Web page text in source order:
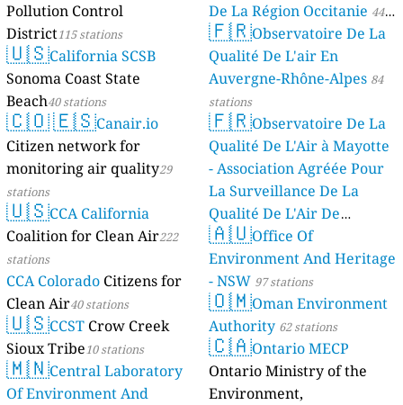
Pollution Control
District115 stations
🇺🇸California SCSB
Sonoma Coast State
Beach40 stations
🇨🇴🇪🇸Canair.io
Citizen network for
monitoring air quality29
stations
🇺🇸CCA California
Coalition for Clean Air222
stations
CCA Colorado Citizens for
Clean Air40 stations
🇺🇸CCST Crow Creek
Sioux Tribe10 stations
🇲🇳Central Laboratory
Of Environment And
De La Région Occitanie 44
stations
🇫🇷Observatoire De La
Qualité De L'air En
Auvergne-Rhône-Alpes 84
stations
🇫🇷Observatoire De La
Qualité De L'Air à Mayotte
- Association Agréée Pour
La Surveillance De La
Qualité De L'Air De
Mayotte 4 stations
🇦🇺Office Of
Environment And Heritage
- NSW 97 stations
🇴🇲Oman Environment
Authority 62 stations
🇨🇦Ontario MECP
Ontario Ministry of the
Environment,